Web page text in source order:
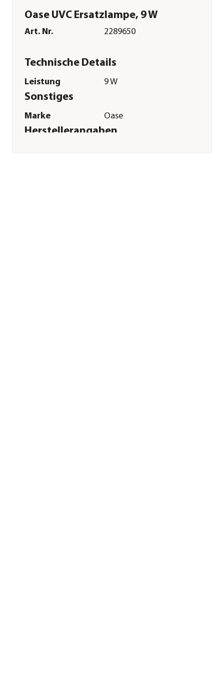
Oase UVC Ersatzlampe, 9 W
Art. Nr. 2289650
Technische Details
Leistung 9 W
Sonstiges
Marke Oase
Herstellerangaben